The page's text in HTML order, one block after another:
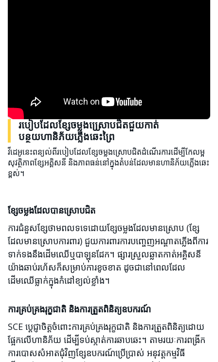
របៀបដែលខ្សែចម្លងស្រ្រោបជិតជួយកាត់
បន្ថយហានិភ័យភ្លើងឆេះព្រៃ
វីដេអូនេះពន្យល់ពីរបៀបដែលខ្សែចម្លងស្រោបជិតដំណើរការដើម្បីកែលម្អ
សុវត្ថិភាពខ្សែអគ្គិសនី និងភាពធន់នៅក្នុងតំបន់ដែលមានហានិភ័យភ្លើងឆេះ
ខ្ពស់។
ខ្សែចម្លងដែលបានស្រោបជិត
ការជំនួសខ្សែថាមពលទទេដោយខ្សែចម្លងដែលមានស្រោប (ខ្សែ
ដែលមានស្រោបការពារ) ជួយការពារការបញ្ចេញអណ្តាតភ្លើងពីការ
ទាក់ទងនឹងដើមឈើឬបាឡុនដែក។ ផ្សារស្រួលឆ្លាតកាត់អគ្គិសនី
យ៉ាងឆាប់រហ័សក៏សម្រាប់ការខូចខាត ដូចជានៅពេលដែល
ដើមឈើធ្លាក់ក្នុងកំដៅខ្យល់ខ្លាំង។
ការគ្រប់គ្រងរុក្ខជាតិ និងការត្រួតពិនិត្យឧបករណ៍
SCE ប្ដេជ្ញាចិត្តចំពោះការគ្រប់គ្រងរុក្ខជាតិ និងការត្រួតពិនិត្យដោយ
ផ្អែកលើហានិភ័យ ដើម្បីទប់ស្កាត់ការឆាបឆេះ។ តាមរយៈការពង្រីក
ការបោសសំអាតជុំវិញខ្សែឧបករណ៍ប្រើប្រាស់ អនុវត្តកម្មវិធី